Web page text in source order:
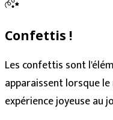
Confettis !
Les confettis sont
apparaissent lorsque
expérience joyeuse au